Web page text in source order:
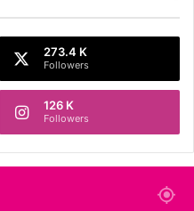
273.4 K
Followers
126 K
Followers